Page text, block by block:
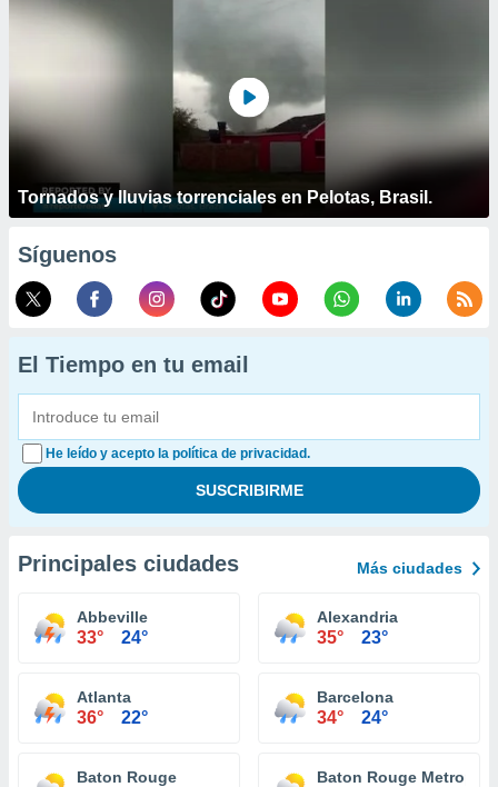
Tornados y lluvias torrenciales en Pelotas, Brasil.
Síguenos
El Tiempo en tu email
He leído y acepto la política de privacidad.
Principales ciudades Más ciudades
Abbeville
33° 24°
Alexandria
35° 23°
Atlanta
36° 22°
Barcelona
34° 24°
Baton Rouge Baton Rouge